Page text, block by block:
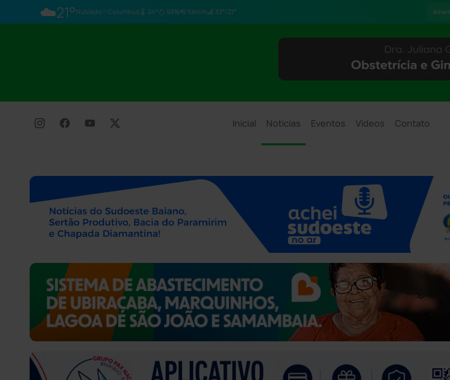
☁️21°Nublado Columbus 24° 93% 5km/h 33°/21°
Inicial Notícias Eventos Vídeos Contato